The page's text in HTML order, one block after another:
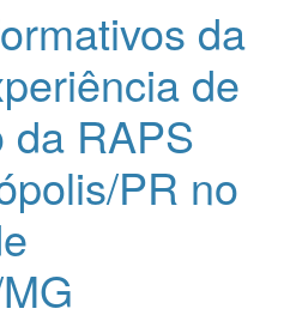
da
de
da RAPS
PR no